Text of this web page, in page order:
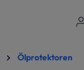
Ölprotektoren